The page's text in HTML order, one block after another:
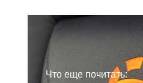
Что еще почитать: